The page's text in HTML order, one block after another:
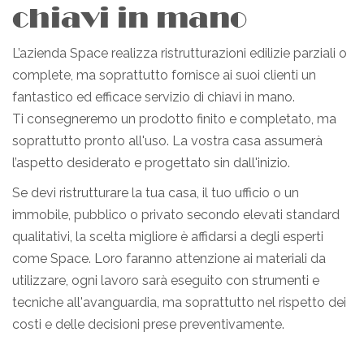
chiavi in mano
L’azienda Space realizza ristrutturazioni edilizie parziali o
complete, ma soprattutto fornisce ai suoi clienti un
fantastico ed efficace servizio di chiavi in mano.
Ti consegneremo un prodotto finito e completato, ma
soprattutto pronto all'uso. La vostra casa assumerà
l’aspetto desiderato e progettato sin dall'inizio.
Se devi ristrutturare la tua casa, il tuo ufficio o un
immobile, pubblico o privato secondo elevati standard
qualitativi, la scelta migliore è affidarsi a degli esperti
come Space. Loro faranno attenzione ai materiali da
utilizzare, ogni lavoro sarà eseguito con strumenti e
tecniche all'avanguardia, ma soprattutto nel rispetto dei
costi e delle decisioni prese preventivamente.